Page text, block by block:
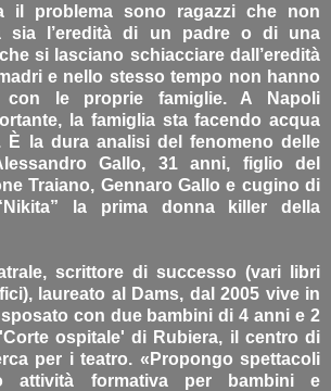
il problema sono ragazzi che non
sia l’eredità di un padre o di una
si lasciano schiacciare dall’eredità
e nello stesso tempo non hanno
con le proprie famiglie. A Napoli
la famiglia sta facendo acqua
È la dura analisi del fenomeno delle
Gallo, 31 anni, figlio del
Traiano, Gennaro Gallo e cugino di
la prima donna killer della
scrittore di successo (vari libri
laureato al Dams, dal 2005 vive in
con due bambini di 4 anni e 2
ospitale' di Rubiera, il centro di
per i teatro. «Propongo spettacoli
attività formativa per bambini e